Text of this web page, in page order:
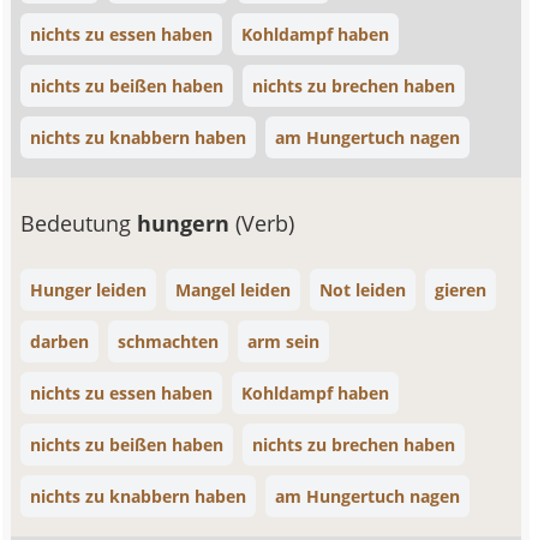
nichts zu essen haben Kohldampf haben
nichts zu beißen haben nichts zu brechen haben
nichts zu knabbern haben am Hungertuch nagen
Bedeutung hungern(Verb)
Hunger leiden Mangel leiden Not leiden gieren
darben schmachten arm sein
nichts zu essen haben Kohldampf haben
nichts zu beißen haben nichts zu brechen haben
nichts zu knabbern haben am Hungertuch nagen